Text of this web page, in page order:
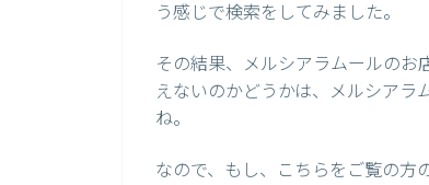
う感じで検索をしてみました。
その結果、メルシアラムールの
えないのかどうかは、メルシアラ
ね。
なので、もし、こちらをご覧の